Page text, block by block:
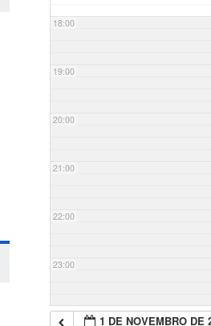
18:00
19:00
20:00
21:00
22:00
23:00
1 DE NOVEMBRO DE